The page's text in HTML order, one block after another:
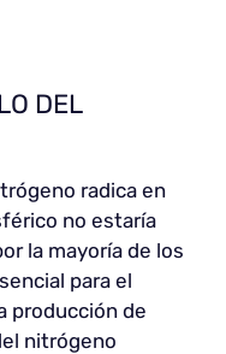
DEL
radica en
no estaría
la mayoría de los
para el
producción de
nitrógeno